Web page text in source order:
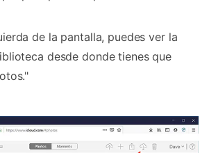
de la pantalla, puedes ver la
desde donde tienes que